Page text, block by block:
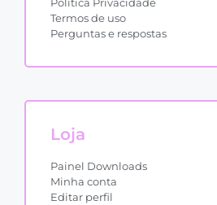
Política Privacidade
Termos de uso
Perguntas e respostas
Loja
Painel Downloads
Minha conta
Editar perfil